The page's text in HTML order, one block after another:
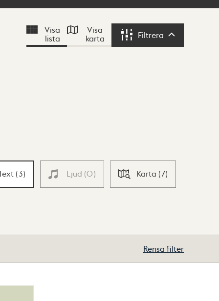
Visa
lista
Visa
karta
Filtrera Filtrera
(3) Ljud (0) Karta (7)
Rensa filter